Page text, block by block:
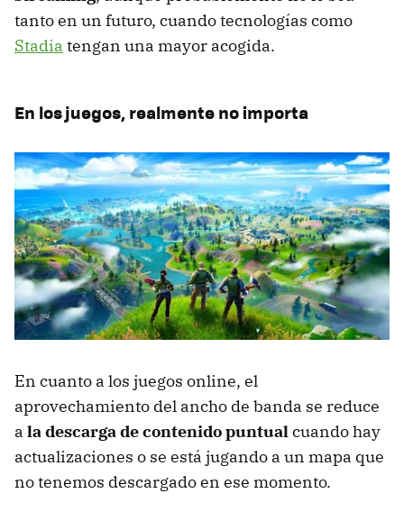
tanto en un futuro, cuando tecnologías como
Stadia tengan una mayor acogida.
En los juegos, realmente no importa
En cuanto a los juegos online, el
aprovechamiento del ancho de banda se reduce
a la descarga de contenido puntualcuando hay
actualizaciones o se está jugando a un mapa que
no tenemos descargado en ese momento.